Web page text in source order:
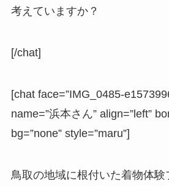
考えていますか？
[/chat]
[chat face=”IMG_0485-
name=”浜本さん” align=”left”
bg=”none” style=”maru”]
鳥取の地域に根付いた着物体